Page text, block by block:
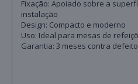
Fixação: Apoiado sobre a
instalação
Design: Compacto e moderno
Uso: Ideal para mesas de
Garantia: 3 meses contra